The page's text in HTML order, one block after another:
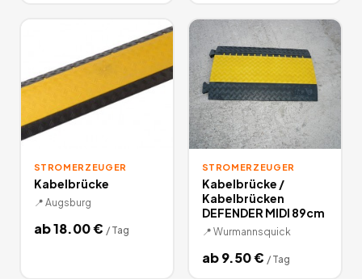
STROMERZEUGER
Kabelbrücke
📍 Augsburg
ab18.00€ / Tag
STROMERZEUGER
Kabelbrücke /
Kabelbrücken
DEFENDER MIDI 89cm
📍 Wurmannsquick
ab9.50€ / Tag